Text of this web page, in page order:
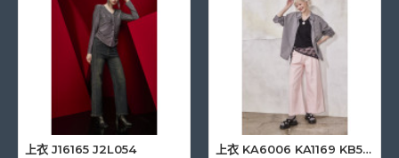
上衣 J17043 J20006
上衣 J11068 J2C060